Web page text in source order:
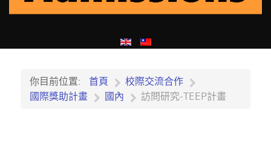
你目前位置: 首頁
校際交流合作
國際獎助計畫
國內 訪問研究-TEEP計畫